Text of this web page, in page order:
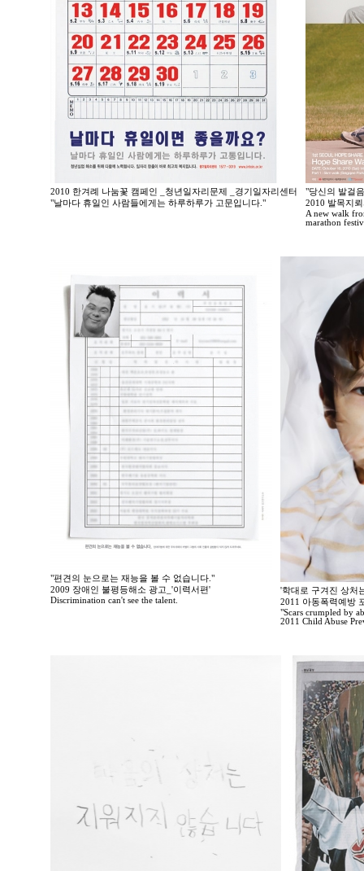
2010 한겨례 나눔꽃 캠페인 _청년일자리문제 _경기일자리센터
"날마다 휴일인 사람들에게는 하루하루가 고문입니다."
"당신의 발걸
2010 발목지
A new walk
marathon
"편견의 눈으로는 재능을 볼 수 없습니다."
2009 장애인 불평등해소 광고_'이력서편'
Discrimination can't see the talent.
'학대로 구겨진 상처
2011 아동폭력예방
"Scars crumpled by
2011 Child Abuse